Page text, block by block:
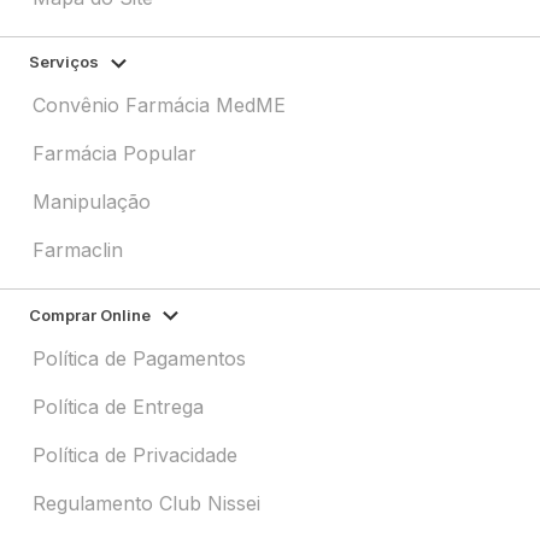
Serviços
Convênio Farmácia MedME
Farmácia Popular
Manipulação
Farmaclin
Comprar Online
Política de Pagamentos
Política de Entrega
Política de Privacidade
Regulamento Club Nissei